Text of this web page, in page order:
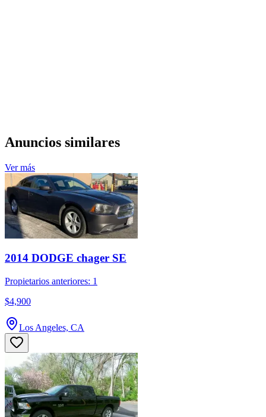
Anuncios similares
Ver más
2014 DODGE chager SE
Propietarios anteriores: 1
$4,900
Los Angeles, CA